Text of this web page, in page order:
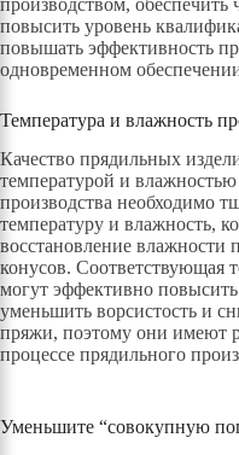
повысить уровень
повышать эффективность
одновременном
Температура и влажность
Качество прядильных
температурой и
производства необходимо
температуру и влажность,
восстановление влажности
конусов. Соответствующая
могут эффективно
уменьшить ворсистость и
пряжи, поэтому они имеют
процессе прядильного
Уменьшите “совокупную